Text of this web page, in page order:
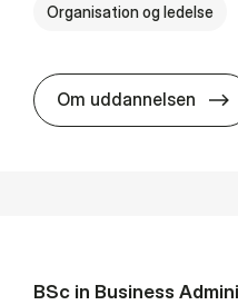
Organisation og ledelse
Om uddannelsen
BSc in Busi­ness